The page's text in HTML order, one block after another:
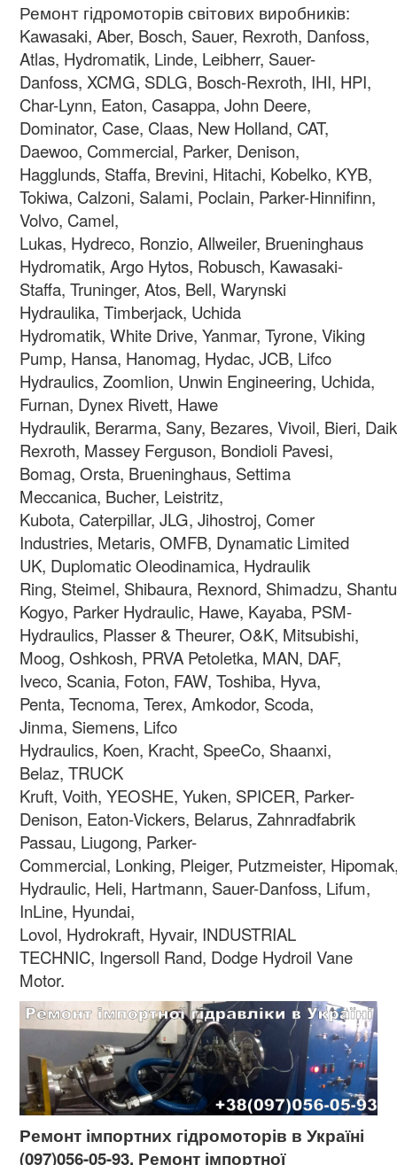
Ремонт гідромоторів світових виробників:
Kawasaki, Aber, Bosch, Sauer, Rexroth, Danfoss,
Atlas, Hydromatik, Linde, Leibherr, Sauer-
Danfoss, XCMG, SDLG, Bosch-Rexroth, IHI, HPI,
Char-Lynn, Eaton, Casappa, John Deere,
Dominator, Case, Claas, New Holland, CAT,
Daewoo, Commercial, Parker, Denison,
Hagglunds, Staffa, Brevini, Hitachi, Kobelko, KYB,
Tokiwa, Calzoni, Salami, Poclain, Parker-Hinnifinn,
Volvo, Camel,
Lukas, Hydreco, Ronzio, Allweiler, Brueninghaus
Hydromatik, Argo Hytos, Robusch, Kawasaki-
Staffa, Truninger, Atos, Bell, Warynski
Hydraulika, Timberjack, Uchida
Hydromatik, White Drive, Yanmar, Tyrone, Viking
Pump, Hansa, Hanomag, Hydac, JCB, Lifco
Hydraulics, Zoomlion, Unwin Engineering, Uchida,
Furnan, Dynex Rivett, Hawe
Hydraulik, Berarma, Sany, Bezares, Vivoil, Bieri,
Rexroth, Massey Ferguson, Bondioli Pavesi,
Bomag, Orsta, Brueninghaus, Settima
Meccanica, Bucher, Leistritz,
Kubota, Caterpillar, JLG, Jihostroj, Comer
Industries, Metaris, OMFB, Dynamatic Limited
UK, Duplomatic Oleodinamica, Hydraulik
Ring, Steimel, Shibaura, Rexnord, Shimadzu,
Kogyo, Parker Hydraulic, Hawe, Kayaba, PSM-
Hydraulics, Plasser & Theurer, O&K, Mitsubishi,
Moog, Oshkosh, PRVA Petoletka, MAN, DAF,
Iveco, Scania, Foton, FAW, Toshiba, Hyva,
Penta, Tecnoma, Terex, Amkodor, Scoda,
Jinma, Siemens, Lifco
Hydraulics, Koen, Kracht, SpeeCo, Shaanxi,
Belaz, TRUCK
Kruft, Voith, YEOSHE, Yuken, SPICER, Parker-
Denison, Eaton-Vickers, Belarus, Zahnradfabrik
Passau, Liugong, Parker-
Commercial, Lonking, Pleiger, Putzmeister,
Hydraulic, Heli, Hartmann, Sauer-Danfoss, Lifum,
InLine, Hyundai,
Lovol, Hydrokraft, Hyvair, INDUSTRIAL
TECHNIC, Ingersoll Rand, Dodge Hydroil Vane
Motor.
Ремонт імпортних гідромоторів в Україні
(097)056-05-93. Ремонт імпортної